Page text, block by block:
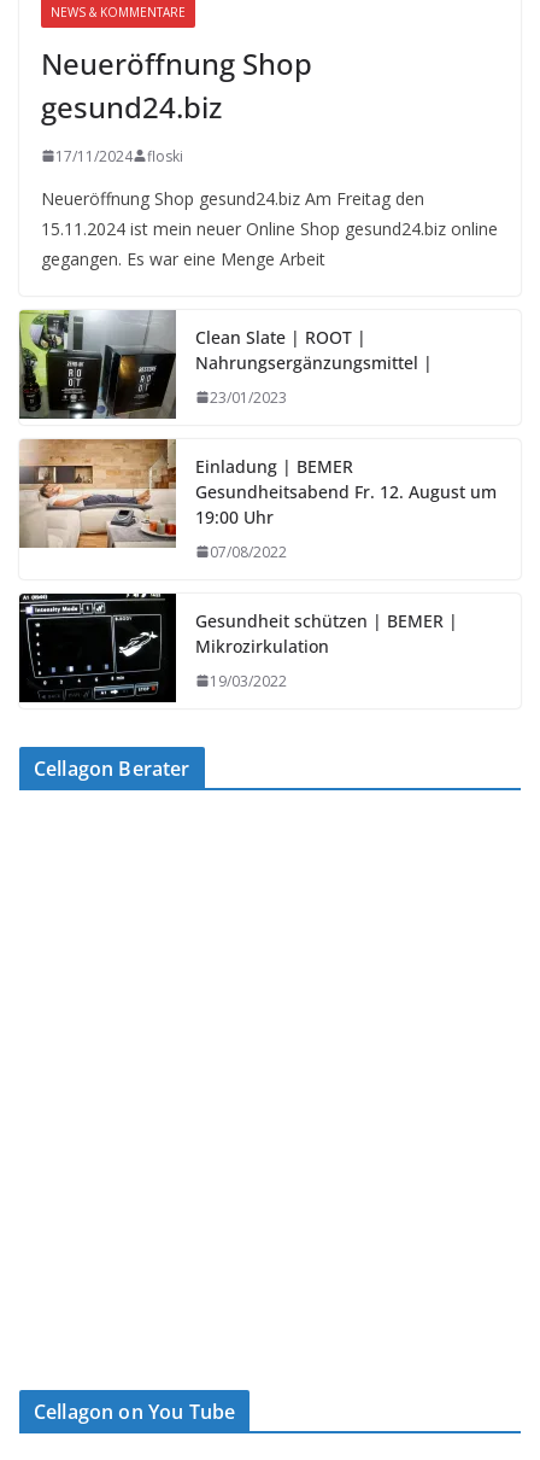
NEWS & KOMMENTARE
Neueröffnung Shop
gesund24.biz
17/11/2024 floski
Neueröffnung Shop gesund24.biz Am Freitag den
15.11.2024 ist mein neuer Online Shop gesund24.biz online
gegangen. Es war eine Menge Arbeit
Clean Slate | ROOT |
Nahrungsergänzungsmittel |
23/01/2023
Einladung | BEMER
Gesundheitsabend Fr. 12. August um
19:00 Uhr
07/08/2022
Gesundheit schützen | BEMER |
Mikrozirkulation
19/03/2022
Cellagon Berater
Cellagon on You Tube